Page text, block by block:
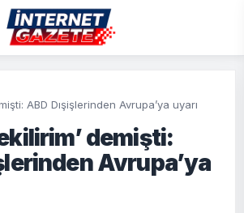
ABD Dışişlerinden Avrupa’ya uyarı
demişti:
Avrupa’ya